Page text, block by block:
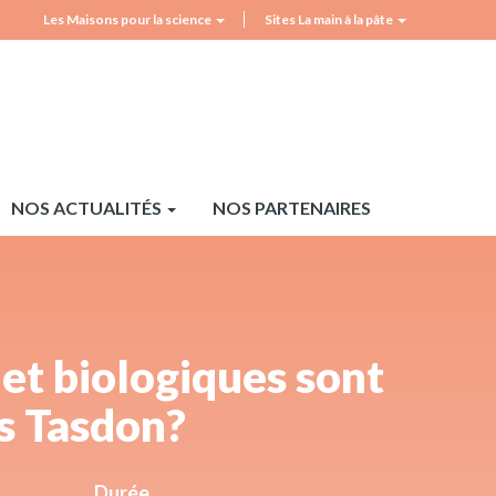
MPLS
Les Maisons pour la science Sites La main à la pâte
NOS ACTUALITÉS NOS PARTENAIRES
biologiques sont
Tasdon?